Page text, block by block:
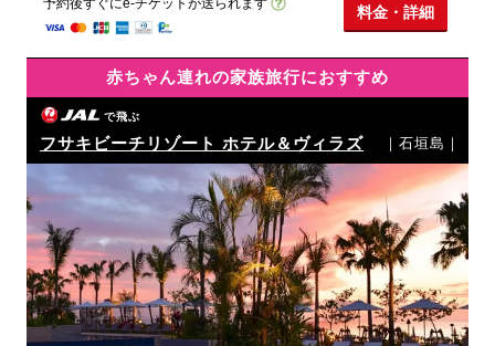
料金・詳細
赤ちゃん連れの家族旅行におすすめ
で飛ぶ
フサキビーチリゾート ホテル＆ヴィラズ ｜石垣島｜